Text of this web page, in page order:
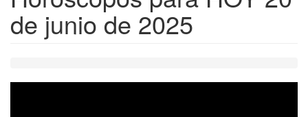
de junio de 2025